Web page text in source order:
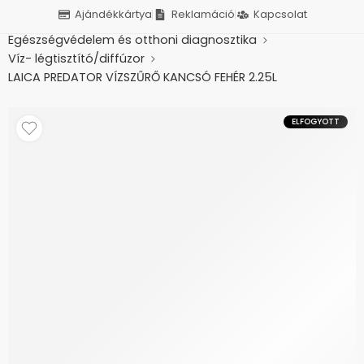
Ajándékkártya Reklamáció Kapcsolat
Kezdőlap
Betegápolás, otthonápolás
Egészségvédelem és otthoni diagnosztika
Víz- légtisztító/diffúzor
LAICA PREDATOR VÍZSZŰRŐ KANCSÓ FEHÉR 2.25L
ELFOGYOTT